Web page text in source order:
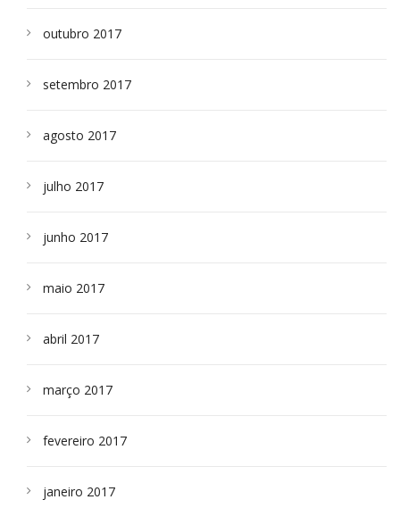
outubro 2017
setembro 2017
agosto 2017
julho 2017
junho 2017
maio 2017
abril 2017
março 2017
fevereiro 2017
janeiro 2017